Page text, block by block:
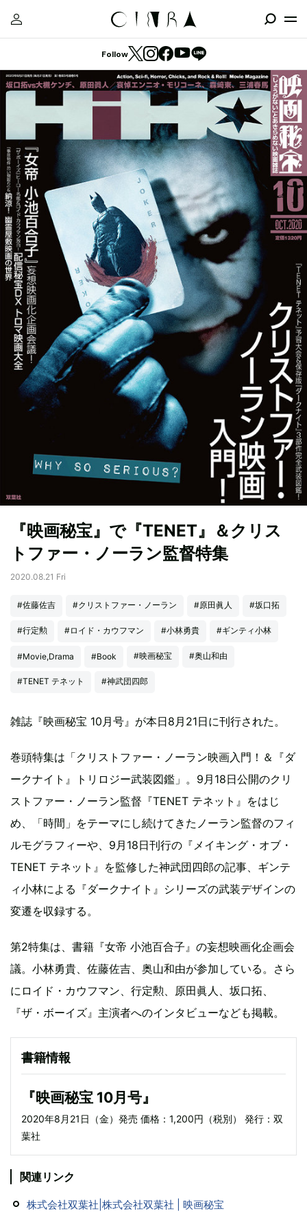
Follow
『映画秘宝』で『TENET』＆クリス
トファー・ノーラン監督特集
2020.08.21 Fri
#佐藤佐吉 #クリストファー・ノーラン #原田眞人 #坂口拓
#行定勲 #ロイド・カウフマン #小林勇貴 #ギンティ小林
#Movie,Drama #Book #映画秘宝 #奥山和由
#TENET テネット #神武団四郎
雑誌『映画秘宝 10月号』が本日8月21日に刊行された。
巻頭特集は「クリストファー・ノーラン映画入門！＆『ダ
ークナイト』トリロジー武装図鑑」。9月18日公開のクリ
ストファー・ノーラン監督『TENET テネット』をはじ
め、「時間」をテーマにし続けてきたノーラン監督のフィ
ルモグラフィーや、9月18日刊行の『メイキング・オブ・
TENET テネット』を監修した神武団四郎の記事、ギンテ
ィ小林による『ダークナイト』シリーズの武装デザインの
変遷を収録する。
第2特集は、書籍『女帝 小池百合子』の妄想映画化企画会
議。小林勇貴、佐藤佐吉、奥山和由が参加している。さら
にロイド・カウフマン、行定勲、原田眞人、坂口拓、
『ザ・ボーイズ』主演者へのインタビューなども掲載。
書籍情報
『映画秘宝 10月号』
2020年8月21日（金）発売 価格：1,200円（税別） 発行：双
葉社
関連リンク
株式会社双葉社|株式会社双葉社 | 映画秘宝